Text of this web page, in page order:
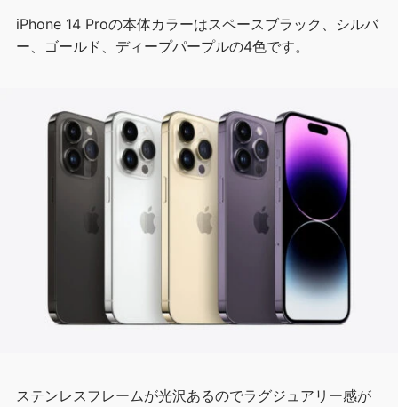
iPhone 14 Proの本体カラーはスペースブラック、シルバ
ー、ゴールド、ディープパープルの4色です。
ステンレスフレームが光沢あるのでラグジュアリー感が